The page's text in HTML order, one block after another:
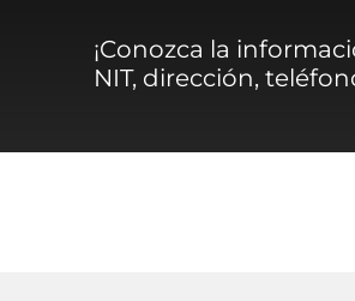
¡Conozca la
NIT, dirección,